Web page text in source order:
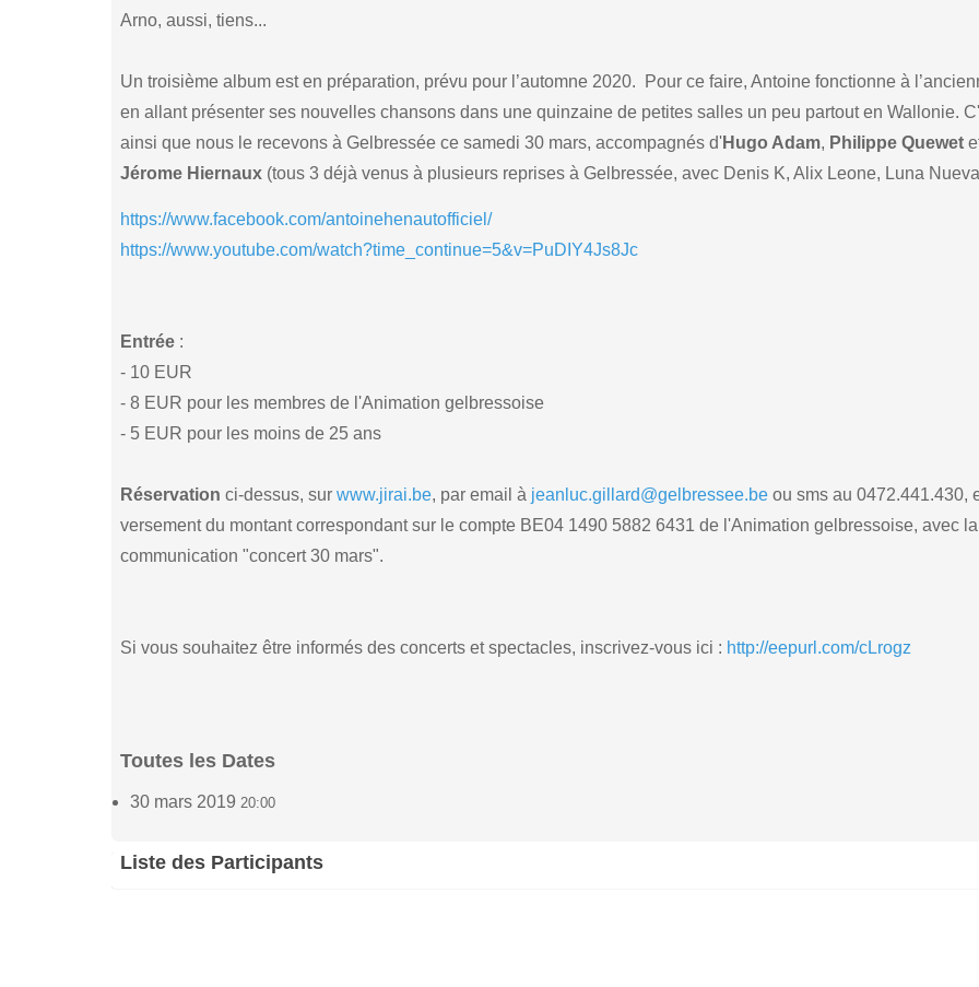
Arno, aussi, tiens...
Un troisième album est en préparation, prévu pour l’automne 2020. Pour ce faire, Antoine fonctionne à
en allant présenter ses nouvelles chansons dans une quinzaine de petites salles un peu partout en Wallonie.
ainsi que nous le recevons à Gelbressée ce samedi 30 mars, accompagnés d'Hugo Adam, Philippe Quewet
Jérome Hiernaux (tous 3 déjà venus à plusieurs reprises à Gelbressée, avec Denis K, Alix Leone, Luna
https://www.facebook.com/antoinehenautofficiel/
https://www.youtube.com/watch?time_continue=5&v=PuDIY4Js8Jc
Entrée :
- 10 EUR
- 8 EUR pour les membres de l'Animation gelbressoise
- 5 EUR pour les moins de 25 ans
Réservation ci-dessus, surwww.jirai.be, par email à jeanluc.gillard@gelbressee.be ou sms au 0472.441.430,
versement du montant correspondant sur le compte BE04 1490 5882 6431 de l'Animation gelbressoise, avec la
communication "concert 30 mars".
Si vous souhaitez être informés des concerts et spectacles, inscrivez-vous ici : http://eepurl.com/cLrogz
Toutes les Dates
30 mars 2019 20:00
Liste des Participants